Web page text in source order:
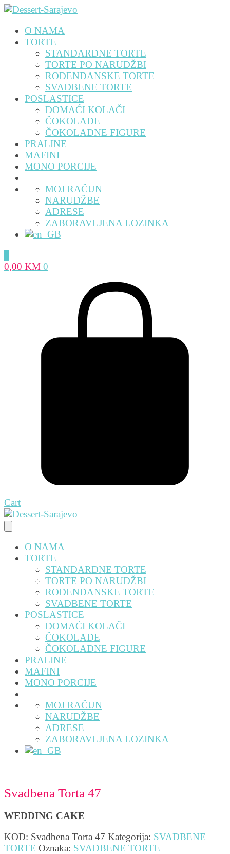
O NAMA
TORTE
STANDARDNE TORTE
TORTE PO NARUDŽBI
ROĐENDANSKE TORTE
SVADBENE TORTE
POSLASTICE
DOMAĆI KOLAČI
ČOKOLADE
ČOKOLADNE FIGURE
PRALINE
MAFINI
MONO PORCIJE
MOJ RAČUN
NARUDŽBE
ADRESE
ZABORAVLJENA LOZINKA
0,00 KM 0
Cart
O NAMA
TORTE
STANDARDNE TORTE
TORTE PO NARUDŽBI
ROĐENDANSKE TORTE
SVADBENE TORTE
POSLASTICE
DOMAĆI KOLAČI
ČOKOLADE
ČOKOLADNE FIGURE
PRALINE
MAFINI
MONO PORCIJE
MOJ RAČUN
NARUDŽBE
ADRESE
ZABORAVLJENA LOZINKA
Svadbena Torta 47
WEDDING CAKE
KOD: Svadbena Torta 47 Kategorija: SVADBENE
TORTE Oznaka: SVADBENE TORTE